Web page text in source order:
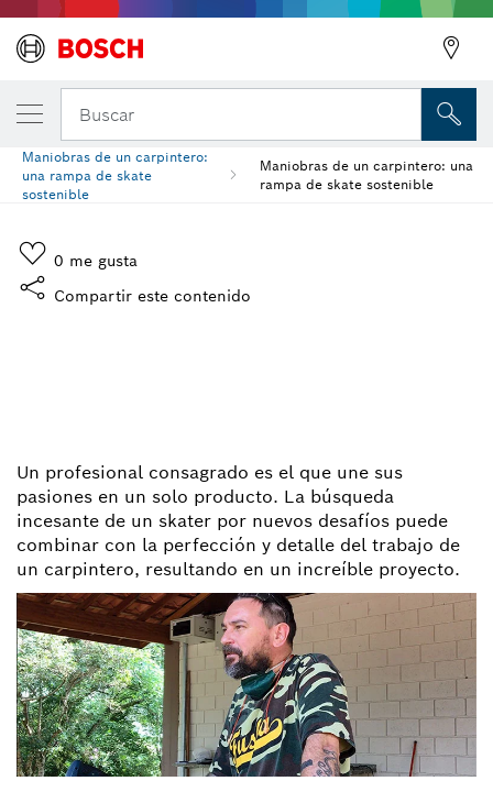
Buscar
Maniobras de un carpintero:
una rampa de skate
sostenible
Maniobras de un carpintero: una
rampa de skate sostenible
0 me gusta
Compartir este contenido
Un profesional consagrado es el que une sus
pasiones en un solo producto. La búsqueda
incesante de un skater por nuevos desafíos puede
combinar con la perfección y detalle del trabajo de
un carpintero, resultando en un increíble proyecto.